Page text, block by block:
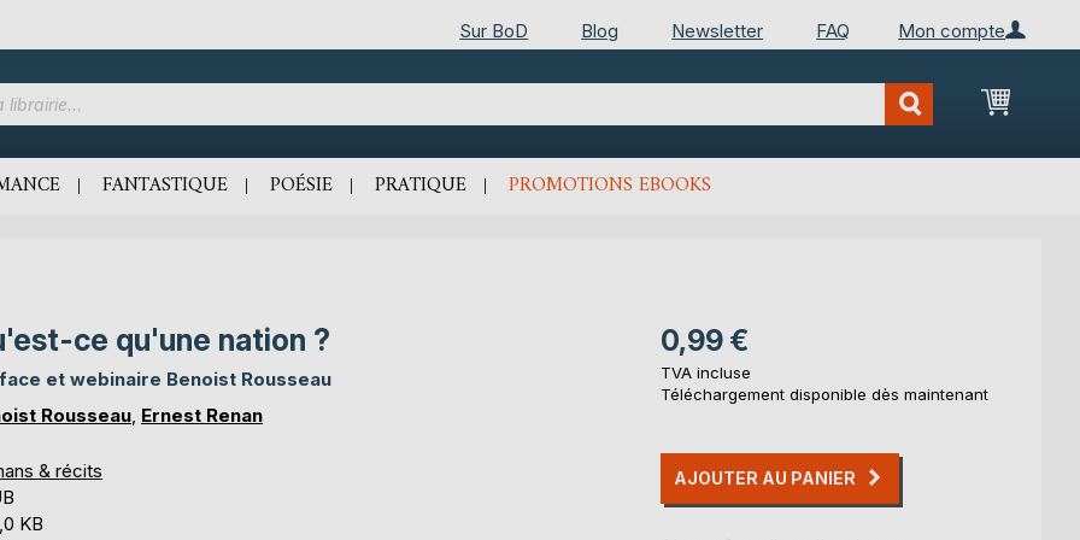
Mon compte
Sur BoD Blog Newsletter FAQ
Mon
FANTASTIQUE POÉSIE PRATIQUE PROMOTIONS EBOOKS
ce qu'une nation ?
et webinaire Benoist Rousseau
Rousseau, Ernest Renan
& récits
KB
0,99 €
TVA incluse
Téléchargement disponible dès maintenant
AJOUTER AU PANIER